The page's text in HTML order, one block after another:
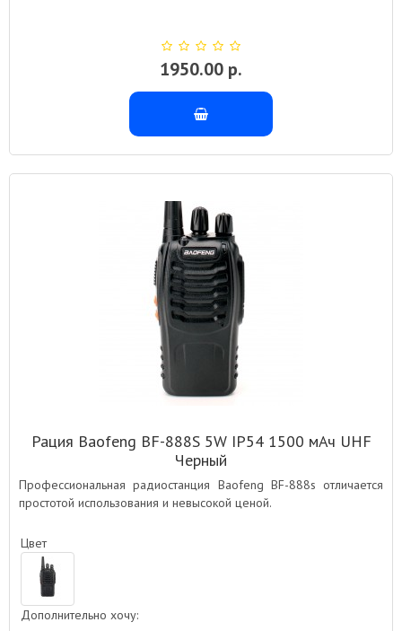
1950.00 р.
Рация Baofeng BF-888S 5W IP54 1500 мАч UHF
Черный
Профессиональная радиостанция Baofeng BF-888s отличается
простотой использования и невысокой ценой.
Цвет
Дополнительно хочу: